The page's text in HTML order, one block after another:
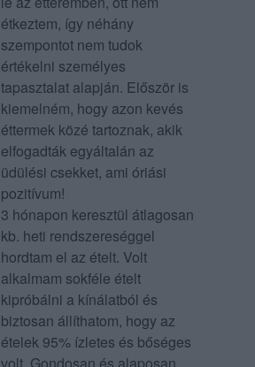
étkeztem, így néhány
szempontot nem tudok
értékelni személyes
tapasztalat alapján. Először is
kiemelném, hogy azon kevés
éttermek közé tartoznak, akik
elfogadták egyáltalán az
üdülési csekket, ami óriási
pozitívum!
3 hónapon keresztül átlagosan
kb. heti rendszereséggel
hordtam el az ételt. Volt
alkalmam sokféle ételt
kipróbálni a kínálatból és
biztosan állíthatom, hogy az
ételek 95% ízletes és bőséges